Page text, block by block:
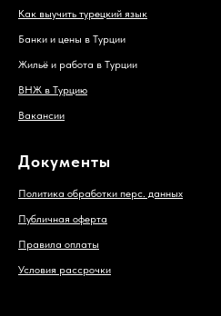
Как выучить турецкий язык
Банки и цены в Турции
Жильё и работа в Турции
ВНЖ в Турцию
Вакансии
Документы
Политика обработки перс. данных
Публичная оферта
Правила оплаты
Условия рассрочки